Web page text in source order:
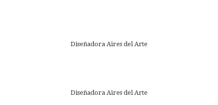
Diseñadora Aires del Arte
Diseñadora Aires del Arte